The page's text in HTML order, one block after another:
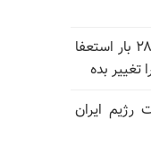
سرکرده حزب‌الله رژیم: پزشکیان ۲۸ بار استعفا
بده
رژیم ایران